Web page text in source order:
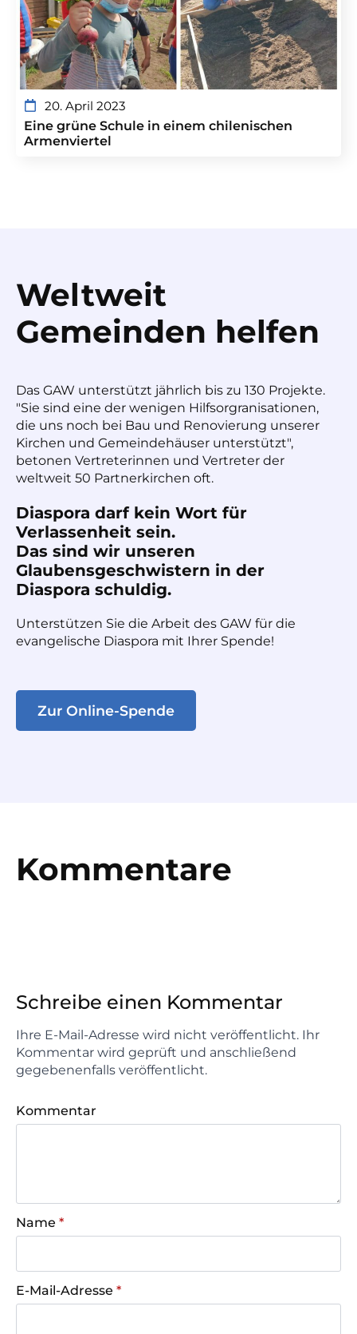
20. April 2023
Eine grüne Schule in einem chilenischen
Armenviertel
Weltweit
Gemeinden helfen
Das GAW unterstützt jährlich bis zu 130 Projekte.
"Sie sind eine der wenigen Hilfsorgranisationen,
die uns noch bei Bau und Renovierung unserer
Kirchen und Gemeindehäuser unterstützt",
betonen Vertreterinnen und Vertreter der
weltweit 50 Partnerkirchen oft.
Diaspora darf kein Wort für
Verlassenheit sein.
Das sind wir unseren
Glaubensgeschwistern in der
Diaspora schuldig.
Unterstützen Sie die Arbeit des GAW für die
evangelische Diaspora mit Ihrer Spende!
Zur Online-Spende
Kommentare
Schreibe einen Kommentar
Ihre E-Mail-Adresse wird nicht veröffentlicht. Ihr
Kommentar wird geprüft und anschließend
gegebenenfalls veröffentlicht.
Kommentar
Name *
E-Mail-Adresse *